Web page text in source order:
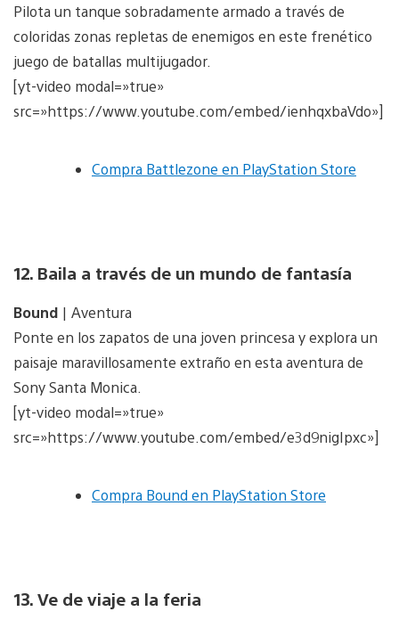
Pilota un tanque sobradamente armado a través de
coloridas zonas repletas de enemigos en este frenético
juego de batallas multijugador.
[yt-video modal=»true»
src=»https://www.youtube.com/embed/ienhqxbaVdo»]
Compra Battlezone en PlayStation Store
12. Baila a través de un mundo de fantasía
Bound | Aventura
Ponte en los zapatos de una joven princesa y explora un
paisaje maravillosamente extraño en esta aventura de
Sony Santa Monica.
[yt-video modal=»true»
src=»https://www.youtube.com/embed/e3d9nigIpxc»]
Compra Bound en PlayStation Store
13. Ve de viaje a la feria